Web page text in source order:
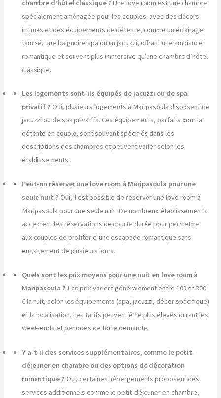
chambre d’hôtel classique ? Une love room est une chambre
spécialement aménagée pour les couples, avec des décors
intimes et des équipements de détente, comme un éclairage
tamisé, une baignoire spa ou un jacuzzi, offrant une ambiance
romantique et souvent plus immersive qu’une chambre d’hôtel
classique.
Les logements sont-ils équipés de jacuzzi ou de spa
privatif ? Oui, plusieurs logements à Maripasoula disposent de
jacuzzi ou de spa privatifs. Ces équipements, parfaits pour la
détente en couple, sont souvent spécifiés dans les
descriptions des chambres et peuvent varier selon les
établissements.
Peut-on réserver une love room à Maripasoula pour une
seule nuit ? Oui, il est possible de réserver une love room à
Maripasoula pour une seule nuit. De nombreux établissements
acceptent les réservations de courte durée pour permettre
aux couples de profiter d’une escapade romantique sans
engagement de plusieurs jours.
Quels sont les prix moyens pour une nuit en love room à
Maripasoula ? Les prix varient généralement entre 100 et 300
€ la nuit, selon les équipements (spa, jacuzzi, décor spécifique)
et la localisation. Les tarifs peuvent être plus élevés durant les
week-ends et périodes de forte demande.
Y a-t-il des services supplémentaires, comme le petit-
déjeuner en chambre ou des options de décoration
romantique ? Oui, certaines hébergements proposent des
services additionnels comme le petit-déjeuner en chambre,